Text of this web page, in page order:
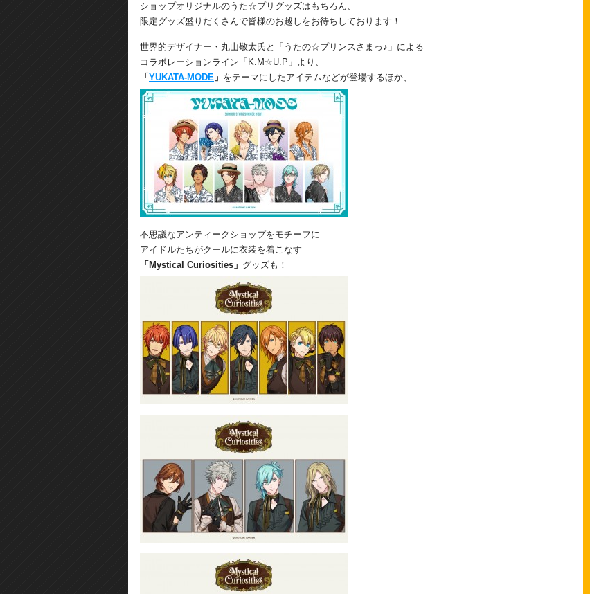
ショップオリジナルのうた☆プリグッズはもちろん、
限定グッズ盛りだくさんで皆様のお越しをお待ちしております！
世界的デザイナー・丸山敬太氏と「うたの☆プリンスさまっ♪」による
コラボレーションライン「K.M☆U.P」より、
「 YUKATA-MODE 」 をテーマにしたアイテムなどが登場するほか、
不思議なアンティークショップをモチーフに
アイドルたちがクールに衣装を着こなす
「Mystical Curiosities」 グッズも！